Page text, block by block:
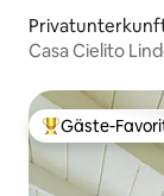
Casa Cielito
Beliebter
Gäste-